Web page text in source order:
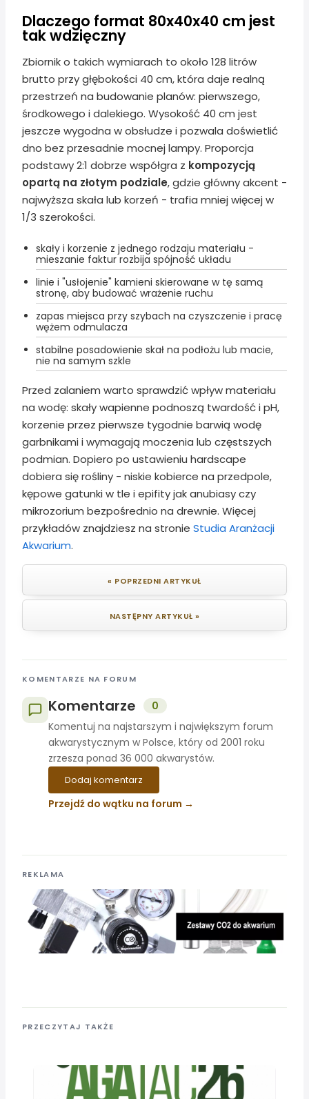
Dlaczego format 80x40x40 cm jest
tak wdzięczny
Zbiornik o takich wymiarach to około 128 litrów
brutto przy głębokości 40 cm, która daje realną
przestrzeń na budowanie planów: pierwszego,
środkowego i dalekiego. Wysokość 40 cm jest
jeszcze wygodna w obsłudze i pozwala doświetlić
dno bez przesadnie mocnej lampy. Proporcja
podstawy 2:1 dobrze współgra z kompozycją
opartą na złotym podziale, gdzie główny akcent -
najwyższa skała lub korzeń - trafia mniej więcej w
1/3 szerokości.
skały i korzenie z jednego rodzaju materiału -
mieszanie faktur rozbija spójność układu
linie i "usłojenie" kamieni skierowane w tę samą
stronę, aby budować wrażenie ruchu
zapas miejsca przy szybach na czyszczenie i pracę
wężem odmulacza
stabilne posadowienie skał na podłożu lub macie,
nie na samym szkle
Przed zalaniem warto sprawdzić wpływ materiału
na wodę: skały wapienne podnoszą twardość i pH,
korzenie przez pierwsze tygodnie barwią wodę
garbnikami i wymagają moczenia lub częstszych
podmian. Dopiero po ustawieniu hardscape
dobiera się rośliny - niskie kobierce na przedpole,
kępowe gatunki w tle i epifity jak anubiasy czy
mikrozorium bezpośrednio na drewnie. Więcej
przykładów znajdziesz na stronie Studia Aranżacji
Akwarium.
« POPRZEDNI ARTYKUŁ
NASTĘPNY ARTYKUŁ »
KOMENTARZE NA FORUM
Komentarze
0
Komentuj na najstarszym i największym forum
akwarystycznym w Polsce, który od 2001 roku
zrzesza ponad 36 000 akwarystów.
Dodaj komentarz
Przejdź do wątku na forum
REKLAMA
PRZECZYTAJ TAKŻE